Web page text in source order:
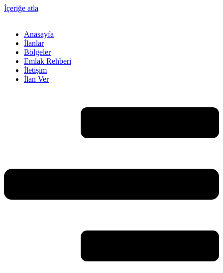
İçeriğe atla
Anasayfa
İlanlar
Bölgeler
Emlak Rehberi
İletişim
İlan Ver